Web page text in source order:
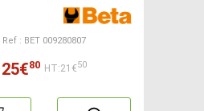
Ref : BET 009280807
25€80 HT:21€50